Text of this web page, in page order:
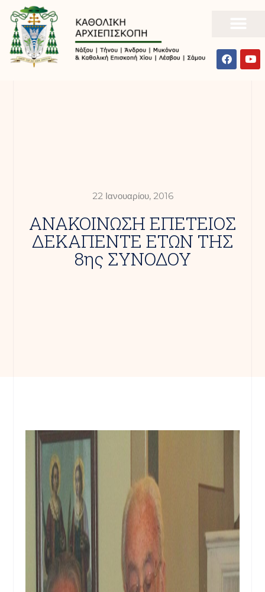
22 Ιανουαρίου, 2016
ΑΝΑΚΟΙΝΩΣΗ ΕΠΕΤΕΙΟΣ
ΔΕΚΑΠΕΝΤΕ ΕΤΩΝ ΤΗΣ
8ης ΣΥΝΟΔΟΥ